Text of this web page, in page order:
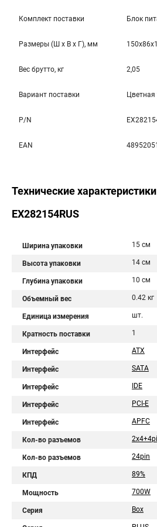
Комплект поставки Блок
Размеры (Ш x В x Г), мм
Вес брутто, кг 2,05
Вариант поставки Цветная
P/N
EAN
Технические
EX282154RUS
Ширина упаковки 15 см
Высота упаковки 14 см
Глубина упаковки 10 см
Объемный вес 0.42 кг
Единица измерения шт.
Кратность поставки 1
Интерфейс ATX
Интерфейс SATA
Интерфейс IDE
Интерфейс PCI-E
Интерфейс APFC
Кол-во разъемов
Кол-во разъемов 24pin
КПД 89%
Мощность 700W
Серия Box